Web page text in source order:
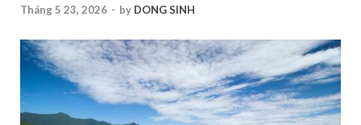
Tháng 5 23, 2026 - by DONG SINH